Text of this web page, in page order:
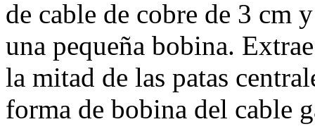
de cable de cobre de 3 cm
una pequeña bobina.
la mitad de las patas
forma de bobina del cable